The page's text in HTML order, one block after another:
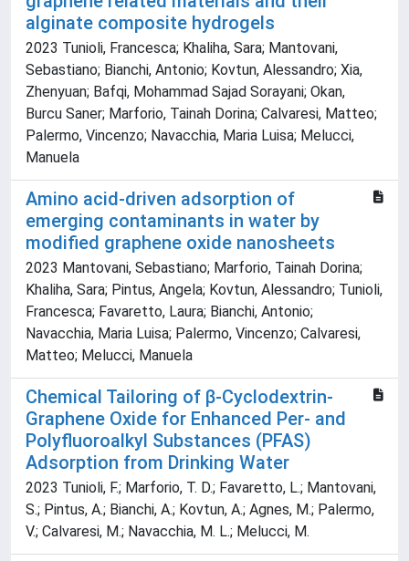
alginate composite hydrogels
2023 Tunioli, Francesca; Khaliha, Sara; Mantovani,
Sebastiano; Bianchi, Antonio; Kovtun, Alessandro; Xia,
Zhenyuan; Bafqi, Mohammad Sajad Sorayani; Okan,
Burcu Saner; Marforio, Tainah Dorina; Calvaresi, Matteo;
Palermo, Vincenzo; Navacchia, Maria Luisa; Melucci,
Manuela
Amino acid-driven adsorption of
emerging contaminants in water by
modified graphene oxide nanosheets
2023 Mantovani, Sebastiano; Marforio, Tainah Dorina;
Khaliha, Sara; Pintus, Angela; Kovtun, Alessandro; Tunioli,
Francesca; Favaretto, Laura; Bianchi, Antonio;
Navacchia, Maria Luisa; Palermo, Vincenzo; Calvaresi,
Matteo; Melucci, Manuela
Chemical Tailoring of β-Cyclodextrin-
Graphene Oxide for Enhanced Per- and
Polyfluoroalkyl Substances (PFAS)
Adsorption from Drinking Water
2023 Tunioli, F.; Marforio, T. D.; Favaretto, L.; Mantovani,
S.; Pintus, A.; Bianchi, A.; Kovtun, A.; Agnes, M.; Palermo,
V.; Calvaresi, M.; Navacchia, M. L.; Melucci, M.